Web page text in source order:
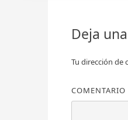
Deja
Tu dirección de
COMENTARIO